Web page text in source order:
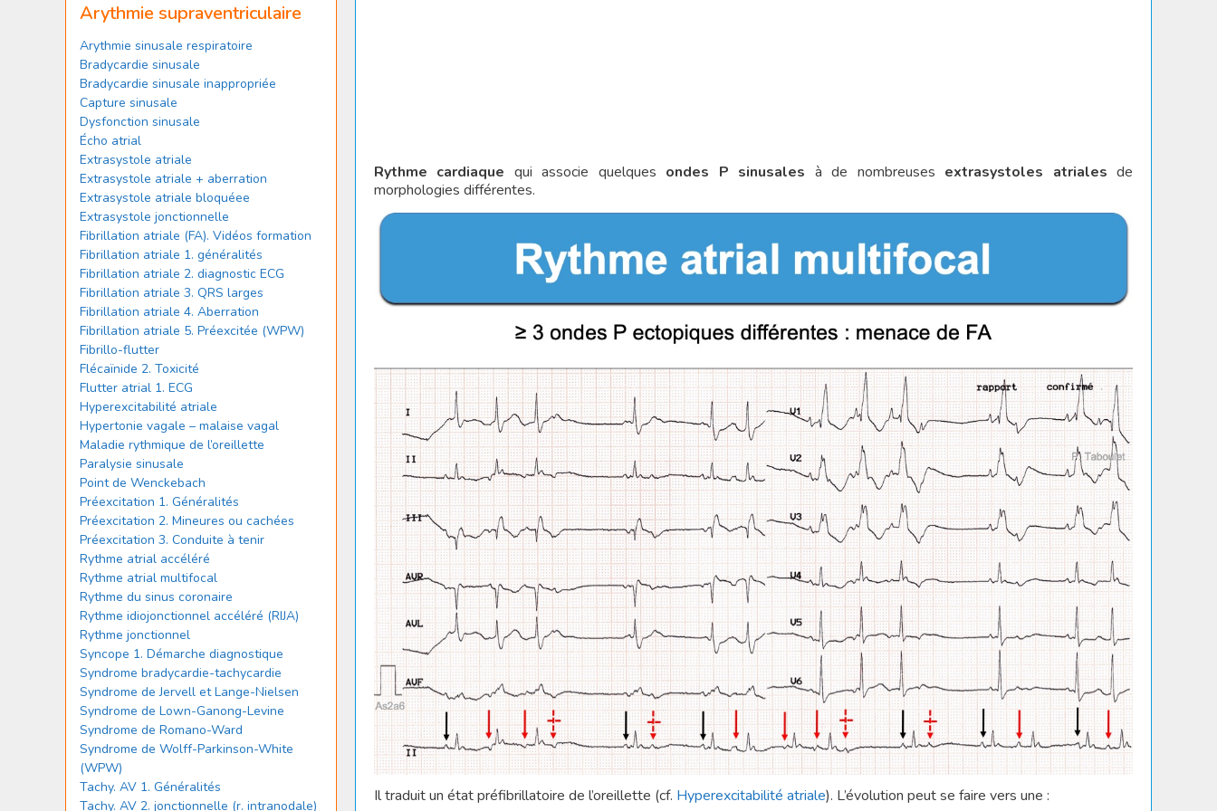
Rythme cardiaque qui associe quelques ondes P sinusales à de nombreuses extrasystoles atrialesde
morphologies différentes.
Il traduit un état préfibrillatoire de l’oreillette (cf. Hyperexcitabilité atriale). L’évolution peut se faire vers une :
Arythmie supraventriculaire
Arythmie sinusale respiratoire
Bradycardie sinusale
Bradycardie sinusale inappropriée
Capture sinusale
Dysfonction sinusale
Écho atrial
Extrasystole atriale
Extrasystole atriale + aberration
Extrasystole atriale bloquéee
Extrasystole jonctionnelle
Fibrillation atriale (FA). Vidéos formation
Fibrillation atriale 1. généralités
Fibrillation atriale 2. diagnostic ECG
Fibrillation atriale 3. QRS larges
Fibrillation atriale 4. Aberration
Fibrillation atriale 5. Préexcitée (WPW)
Fibrillo-flutter
Flécaïnide 2. Toxicité
Flutter atrial 1. ECG
Hyperexcitabilité atriale
Hypertonie vagale – malaise vagal
Maladie rythmique de l’oreillette
Paralysie sinusale
Point de Wenckebach
Préexcitation 1. Généralités
Préexcitation 2. Mineures ou cachées
Préexcitation 3. Conduite à tenir
Rythme atrial accéléré
Rythme atrial multifocal
Rythme du sinus coronaire
Rythme idiojonctionnel accéléré (RIJA)
Rythme jonctionnel
Syncope 1. Démarche diagnostique
Syndrome bradycardie-tachycardie
Syndrome de Jervell et Lange-Nielsen
Syndrome de Lown-Ganong-Levine
Syndrome de Romano-Ward
Syndrome de Wolff-Parkinson-White
(WPW)
Tachy. AV 1. Généralités
Tachy. AV 2. jonctionnelle (r. intranodale)